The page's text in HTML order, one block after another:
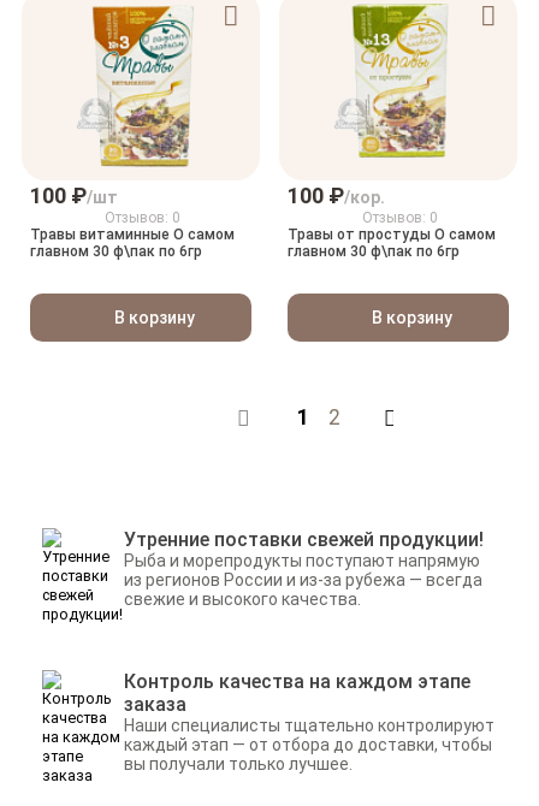
100 ₽/шт
Отзывов: 0
Травы витаминные О самом
главном 30 ф\пак по 6гр
В корзину
100 ₽/кор.
Отзывов: 0
Травы от простуды О самом
главном 30 ф\пак по 6гр
В корзину
Назад
1 2
Утренние поставки свежей продукции!
Рыба и морепродукты поступают напрямую
из регионов России и из-за рубежа — всегда
свежие и высокого качества.
Контроль качества на каждом этапе
заказа
Наши специалисты тщательно контролируют
каждый этап — от отбора до доставки, чтобы
вы получали только лучшее.